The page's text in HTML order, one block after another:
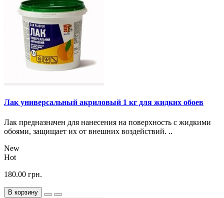
Лак универсальный акриловый 1 кг для жидких обоев
Лак предназначен для нанесения на поверхность с жидкими
обоями, защищает их от внешних воздействий. ..
New
Hot
180.00 грн.
В корзину